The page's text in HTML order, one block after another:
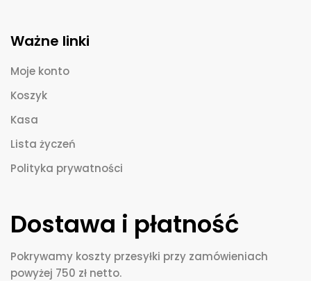
Ważne linki
Moje konto
Koszyk
Kasa
Lista życzeń
Polityka prywatności
Dostawa i płatność
Pokrywamy koszty przesyłki przy zamówieniach
powyżej 750 zł netto.